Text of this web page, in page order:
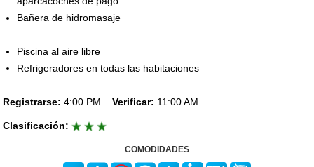
Bañera de hidromasaje
Piscina al aire libre
Refrigeradores en todas las habitaciones
Registrarse: 4:00 PM Verificar: 11:00 AM
Clasificación:
COMODIDADES